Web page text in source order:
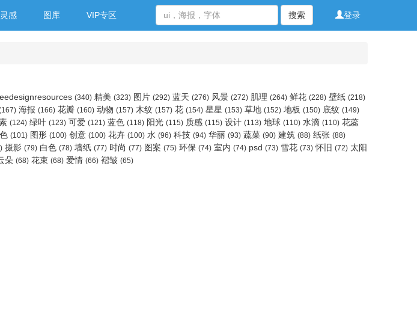
灵感 图库 VIP专区 登录
搜索
(340) 精美 (323) 图片 (292) 蓝天 (276) 风景 (272) 肌理 (264) 鲜花 (228) 壁纸 (218)
海报 (166) 花瓣 (160) 动物 (157) 木纹 (157) 花 (154) 星星 (153) 草地 (152) 地板 (150) 底纹 (149)
(124) 绿叶 (123) 可爱 (121) 蓝色 (118) 阳光 (115) 质感 (115) 设计 (113) 地球 (110) 水滴 (110) 花蕊
(101) 图形 (100) 创意 (100) 花卉 (100) 水 (96) 科技 (94) 华丽 (93) 蔬菜 (90) 建筑 (88) 纸张 (88)
摄影 (79) 白色 (78) 墙纸 (77) 时尚 (77) 图案 (75) 环保 (74) 室内 (74) psd (73) 雪花 (73) 怀旧 (72) 太阳
朵 (68) 花束 (68) 爱情 (66) 褶皱 (65)